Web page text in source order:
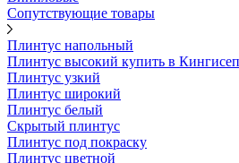
Сопутствующие товары
Плинтус напольный
Плинтус высокий купить в
Плинтус узкий
Плинтус широкий
Плинтус белый
Скрытый плинтус
Плинтус под покраску
Плинтус цветной